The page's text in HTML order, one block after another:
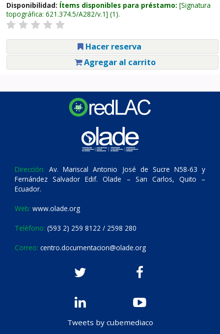
Disponibilidad: Ítems disponibles para préstamo: Signatura
topográfica: 621.374.5/A282/v.1 (1).
Hacer reserva
Agregar al carrito
Dirección: Av. Mariscal Antonio José de Sucre N58-63 y
Fernández Salvador Edif. Olade – San Carlos, Quito –
Ecuador.
Web: www.olade.org
Teléfono: (593 2) 259 8122 / 2598 280
Correo: centro.documentacion@olade.org
Tweets by cubemediaco